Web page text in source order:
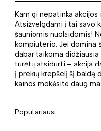
Kam gi nepatinka
Atsižvelgdami į tai savo
šauniomis nuolaidomis!
kompiuterio. Jei domina
dabar taikoma
turėtų atsidurti – akcija
į prekių krepšelį šį baldą
kainos mokėsite daug
Populiariausi